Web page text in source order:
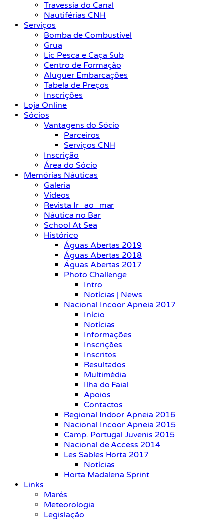
Travessia do Canal
Nautiférias CNH
Serviços
Bomba de Combustível
Grua
Lic Pesca e Caça Sub
Centro de Formação
Aluguer Embarcações
Tabela de Preços
Inscrições
Loja Online
Sócios
Vantagens do Sócio
Parceiros
Serviços CNH
Inscrição
Área do Sócio
Memórias Náuticas
Galeria
Vídeos
Revista Ir_ao_mar
Náutica no Bar
School At Sea
Histórico
Águas Abertas 2019
Águas Abertas 2018
Águas Abertas 2017
Photo Challenge
Intro
Notícias | News
Nacional Indoor Apneia 2017
Início
Notícias
Informações
Inscrições
Inscritos
Resultados
Multimédia
Ilha do Faial
Apoios
Contactos
Regional Indoor Apneia 2016
Nacional Indoor Apneia 2015
Camp. Portugal Juvenis 2015
Nacional de Access 2014
Les Sables Horta 2017
Notícias
Horta Madalena Sprint
Links
Marés
Meteorologia
Legislação